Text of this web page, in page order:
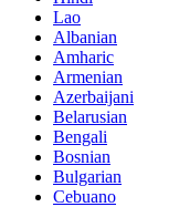
Lao
Albanian
Amharic
Armenian
Azerbaijani
Belarusian
Bengali
Bosnian
Bulgarian
Cebuano